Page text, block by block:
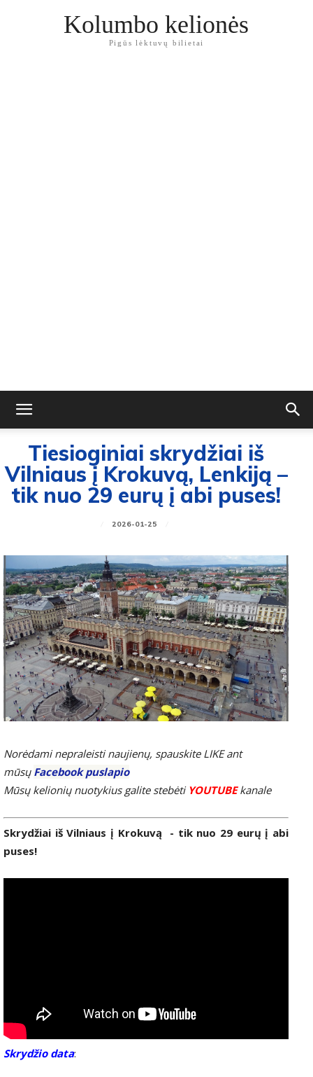
Kolumbo kelionės
Pigūs lėktuvų bilietai
Tiesioginiai skrydžiai iš
Vilniaus į Krokuvą, Lenkiją –
tik nuo 29 eurų į abi puses!
2026-01-25
Norėdami nepraleisti naujienų, spauskite LIKE ant
mūsų Facebook puslapio
Mūsų kelionių nuotykius galite stebėti YOUTUBEkanale
Skrydžiai iš Vilniaus į Krokuvą - tik nuo 29 eurų į abi
puses!
Skrydžio data: